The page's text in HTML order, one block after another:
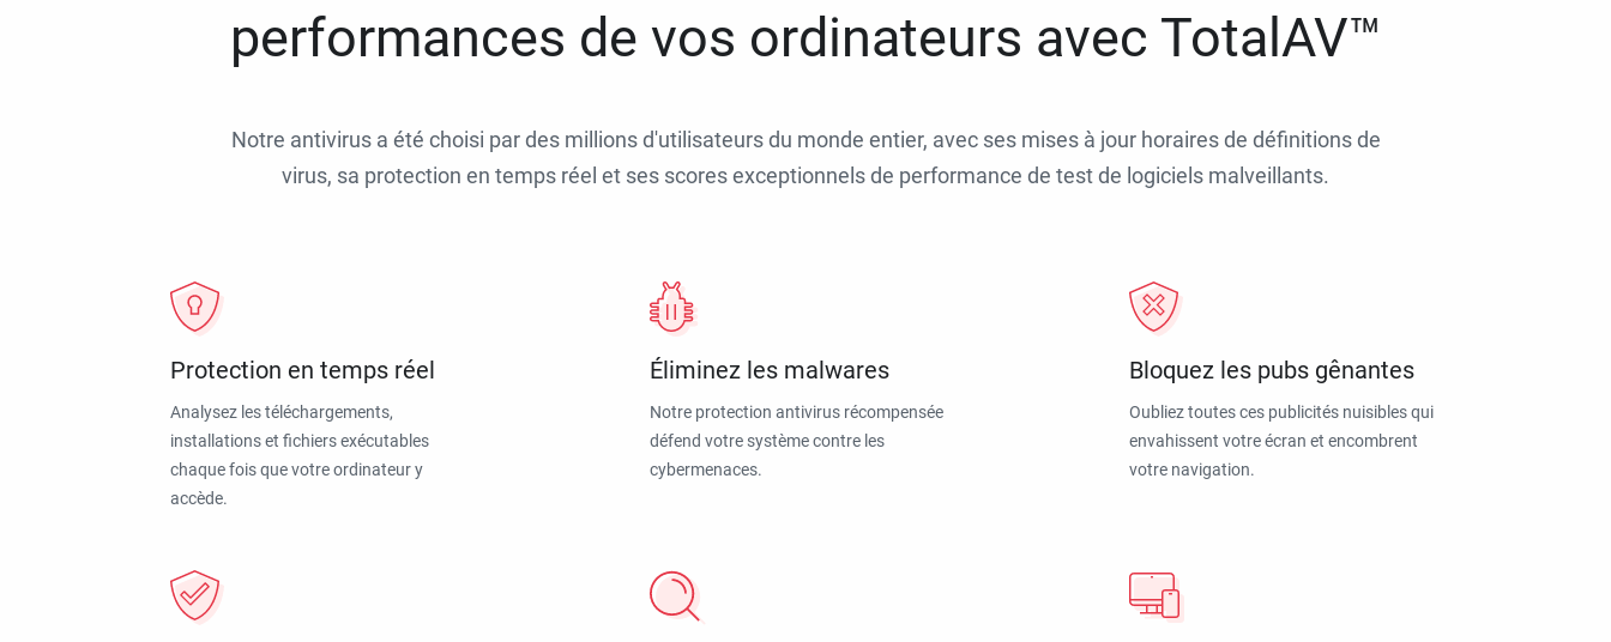
performances de vos ordinateurs avec TotalAV™
Notre antivirus a été choisi par des millions d'utilisateurs du monde entier, avec ses mises à jour horaires de définitions de
virus, sa protection en temps réel et ses scores exceptionnels de performance de test de logiciels malveillants.
Protection en temps réel
Analysez les téléchargements,
installations et fichiers exécutables
chaque fois que votre ordinateur y
accède.
Éliminez les malwares
Notre protection antivirus récompensée
défend votre système contre les
cybermenaces.
Bloquez les pubs gênantes
Oubliez toutes ces publicités nuisibles qui
envahissent votre écran et encombrent
votre navigation.